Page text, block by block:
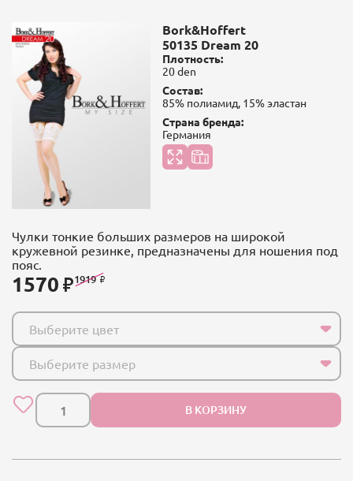
Bork&Hoffert
50135 Dream 20
Плотность:
20 den
Состав:
85% полиамид, 15% эластан
Страна бренда:
Германия
Чулки тонкие больших размеров на широкой
кружевной резинке, предназначены для ношения под
пояс.
1570 1919
Выберите цвет
Выберите размер
В КОРЗИНУ